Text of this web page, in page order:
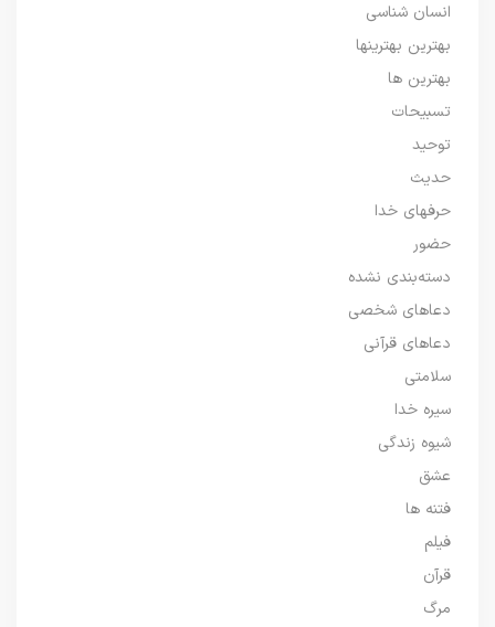
انسان شناسی
بهترین بهترینها
بهترین ها
تسبیحات
توحید
حدیث
حرفهای خدا
حضور
دسته‌بندی نشده
دعاهای شخصی
دعاهای قرآنی
سلامتی
سیره خدا
شیوه زندگی
عشق
فتنه ها
فیلم
قرآن
مرگ